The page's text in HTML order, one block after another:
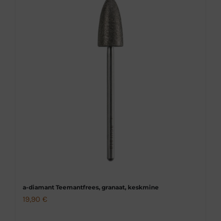
a-diamant Teemantfrees, granaat, keskmine
19,90 €